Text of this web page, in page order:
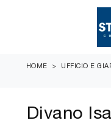
HOME > UFFICIO E
Divano